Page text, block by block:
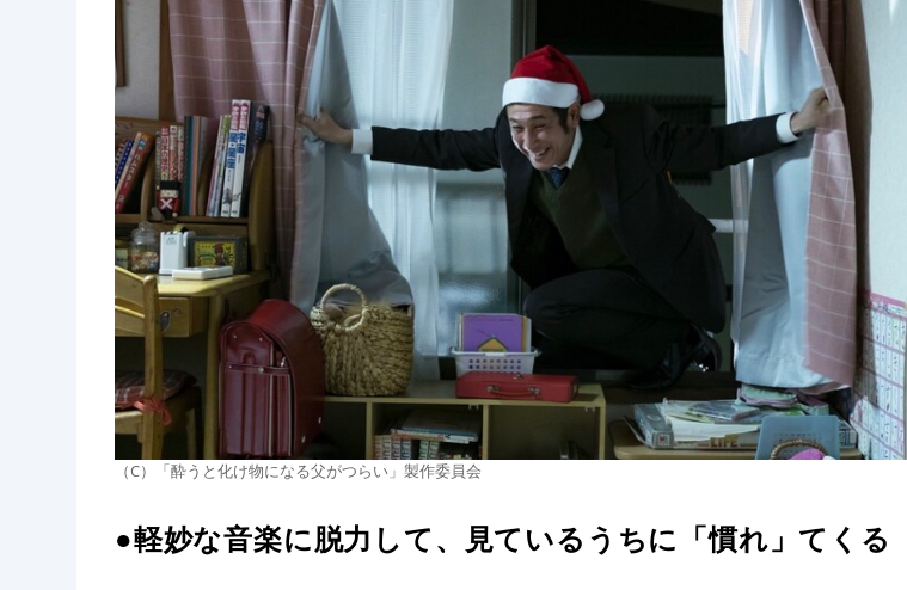
（C）「酔うと化け物になる父がつらい」製作委員会
●軽妙な音楽に脱力して、見ているうちに「慣れ」てくる